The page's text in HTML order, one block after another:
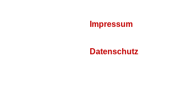
Impressum
Datenschutz